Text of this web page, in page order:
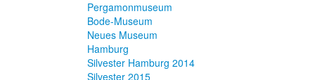
Pergamonmuseum
Bode-Museum
Neues Museum
Hamburg
Silvester Hamburg 2014
Silvester 2015